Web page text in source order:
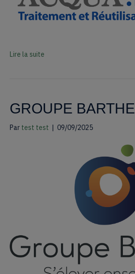
Lire la suite
GROUPE BARTHE
Par test test | 09/09/2025